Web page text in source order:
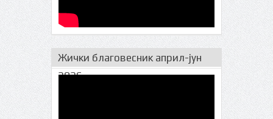
Жички благовесник април-јун
2026.